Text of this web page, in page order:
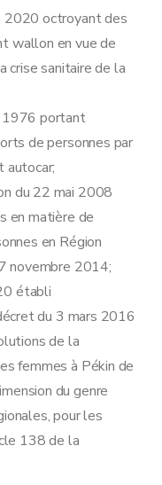
2020 octroyant des
wallon en vue de
crise sanitaire de la
1976 portant
de personnes par
autocar;
du 22 mai 2008
en matière de
en Région
novembre 2014;
établi
du 3 mars 2016
de la
femmes à Pékin de
du genre
pour les
138 de la